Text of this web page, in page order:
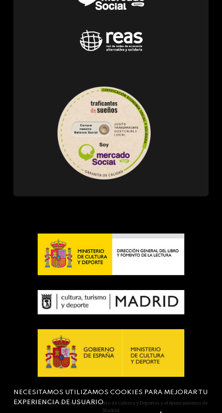
Actividad subvencionada por el Ministerio de Cultura y Deportes y el Ayuntamiento de
Madrid
NECESITAMOS UTILIZAMOS COOKIES PARA MEJORAR TU
EXPERIENCIA DE USUARIO